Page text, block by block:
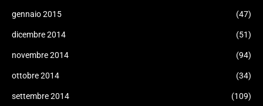
gennaio 2015 (47)
dicembre 2014 (51)
novembre 2014 (94)
ottobre 2014 (34)
settembre 2014 (109)